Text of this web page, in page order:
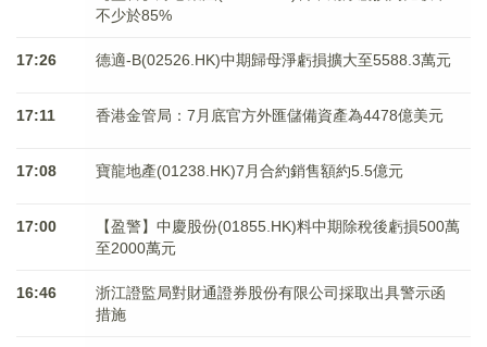
不少於85%
17:26 德適-B(02526.HK)中期歸母淨虧損擴大至5588.3萬元
17:11 香港金管局：7月底官方外匯儲備資產為4478億美元
17:08 寶龍地產(01238.HK)7月合約銷售額約5.5億元
17:00
【盈警】中慶股份(01855.HK)料中期除稅後虧損500萬
至2000萬元
16:46
浙江證監局對財通證券股份有限公司採取出具警示函
措施